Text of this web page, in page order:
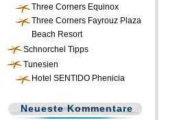
Three Corners Equinox
Three Corners Fayrouz Plaza
Beach Resort
Schnorchel Tipps
Tunesien
Hotel SENTIDO Phenicia
Neueste Kommentare